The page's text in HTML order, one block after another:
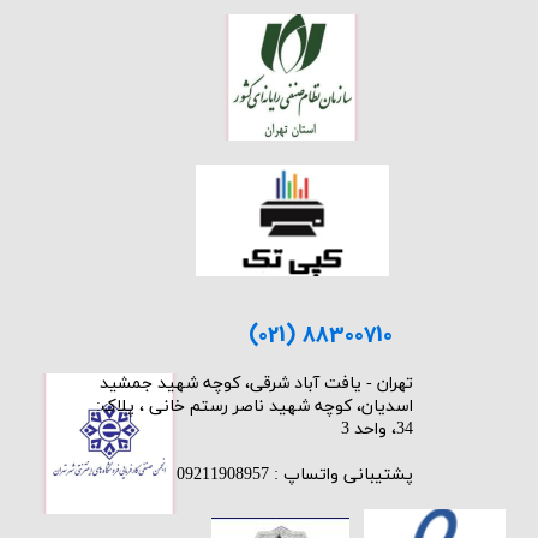
(021) 88300710
​تهران - یافت آباد شرقی، کوچه شهید جمشید
اسدیان، کوچه شهید ناصر رستم خانی ، پلاک:
34، واحد 3
پشتیبانی واتساپ : 09211908957